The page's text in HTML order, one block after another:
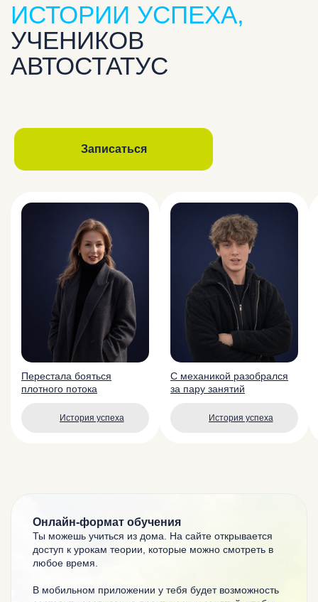
ИСТОРИИ УСПЕХА,
УЧЕНИКОВ
АВТОСТАТУС
Записаться
Перестала бояться
плотного потока
История успеха
С механикой разобрался
за пару занятий
История успеха
Онлайн-формат обучения
Ты можешь учиться из дома.
На сайте открывается
доступ к урокам теории, которые можно смотреть в
любое время.
В мобильном приложении у тебя будет возможность